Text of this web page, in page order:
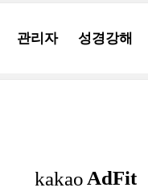
관리자 성경강해